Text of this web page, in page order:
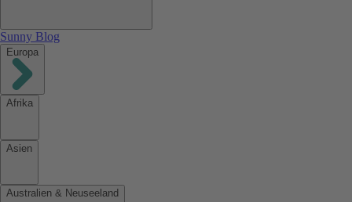
Sunny Blog
Europa
Afrika
Asien
Australien & Neuseeland